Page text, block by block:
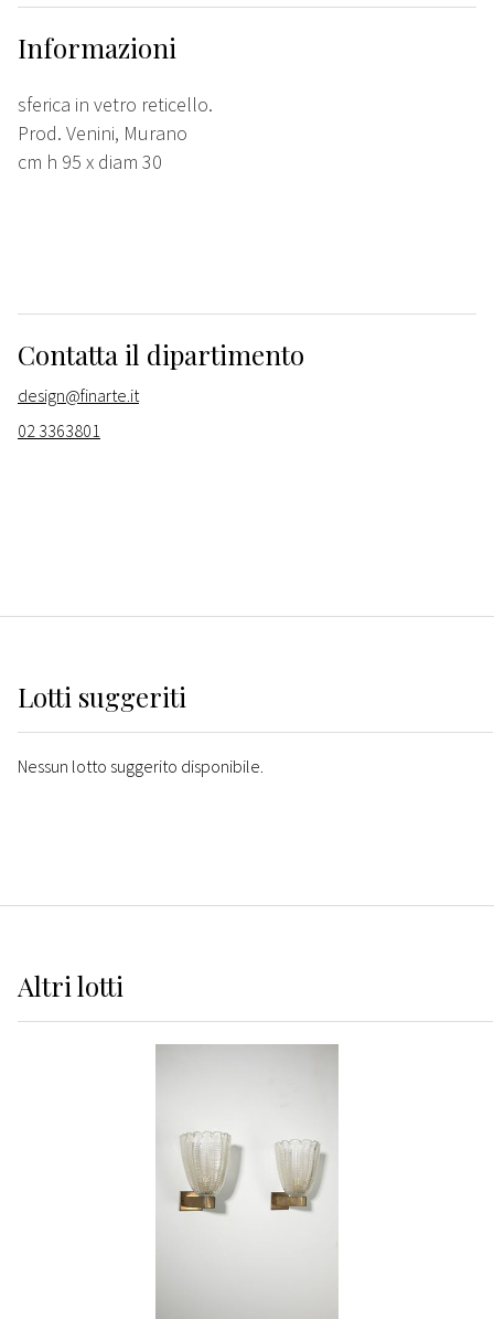
Informazioni
sferica in vetro reticello.
Prod. Venini, Murano
cm h 95 x diam 30
Contatta il dipartimento
design@finarte.it
02 3363801
Lotti suggeriti
Nessun lotto suggerito disponibile.
Altrilotti